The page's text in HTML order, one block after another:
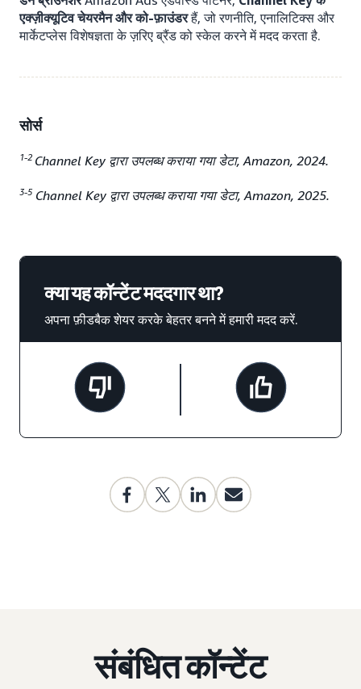
एक्ज़ीक्यूटिव चेयरमैन और को-फ़ाउंडरहैं, जो रणनीति, एनालिटिक्स और
मार्केटप्लेस विशेषज्ञता के ज़रिए ब्रैंड को स्केल करने में मदद करता है.
सोर्स
1-2 Channel Key द्वारा उपलब्ध कराया गया डेटा, Amazon, 2024.
3-5 Channel Key द्वारा उपलब्ध कराया गया डेटा, Amazon, 2025.
क्या यह कॉन्टेंट मददगार था?
अपना फ़ीडबैक शेयर करके बेहतर बनने में हमारी मदद करें.
संबंधित कॉन्टेंट